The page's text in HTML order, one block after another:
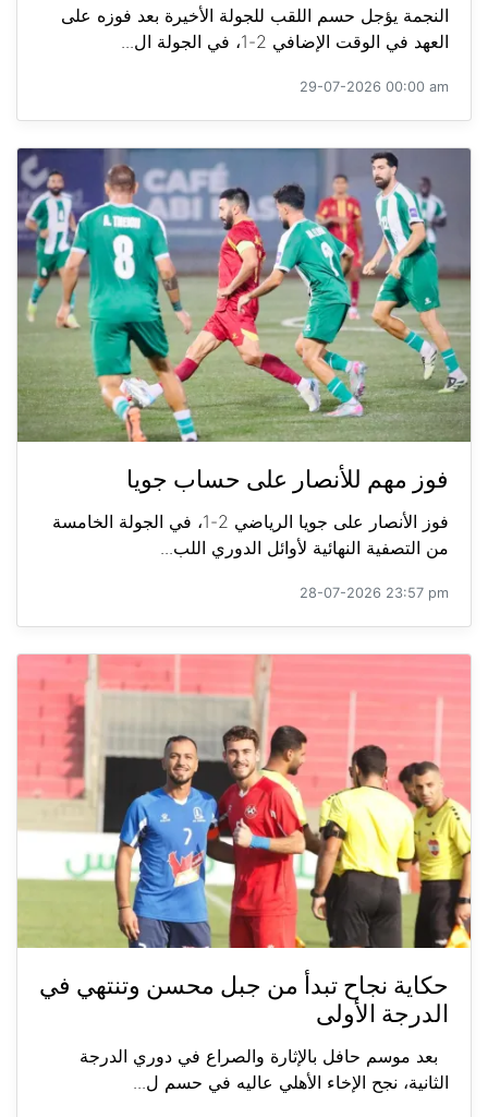
النجمة يؤجل حسم اللقب للجولة الأخيرة بعد فوزه على
العهد في الوقت الإضافي 2-1، في الجولة ال...
29-07-2026 00:00 am
فوز مهم للأنصار على حساب جويا
فوز الأنصار على جويا الرياضي 2-1، في الجولة الخامسة
من التصفية النهائية لأوائل الدوري اللب...
28-07-2026 23:57 pm
حكاية نجاح تبدأ من جبل محسن وتنتهي في
الدرجة الأولى
بعد موسم حافل بالإثارة والصراع في دوري الدرجة
الثانية، نجح الإخاء الأهلي عاليه في حسم ل...